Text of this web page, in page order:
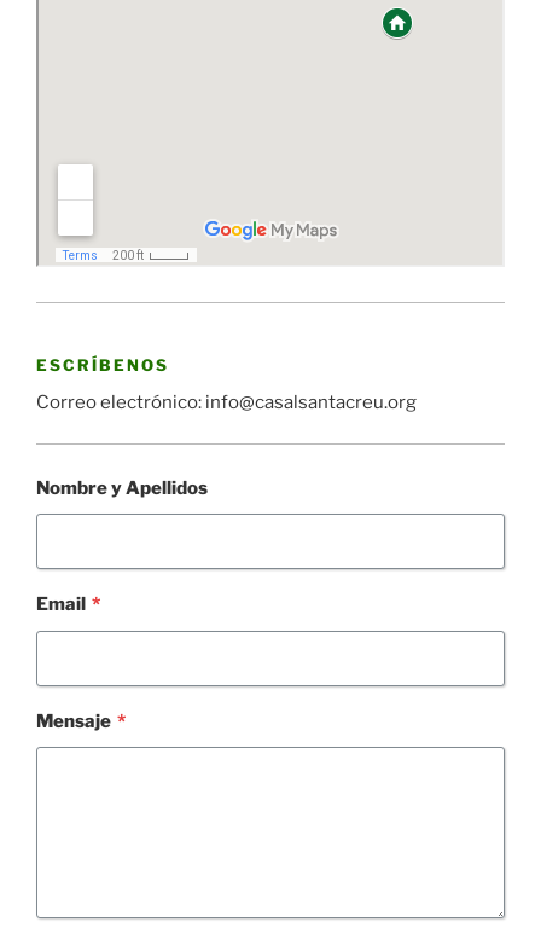
ESCRÍBENOS
Correo electrónico: info@casalsantacreu.org
Nombre y Apellidos
Email *
Mensaje *